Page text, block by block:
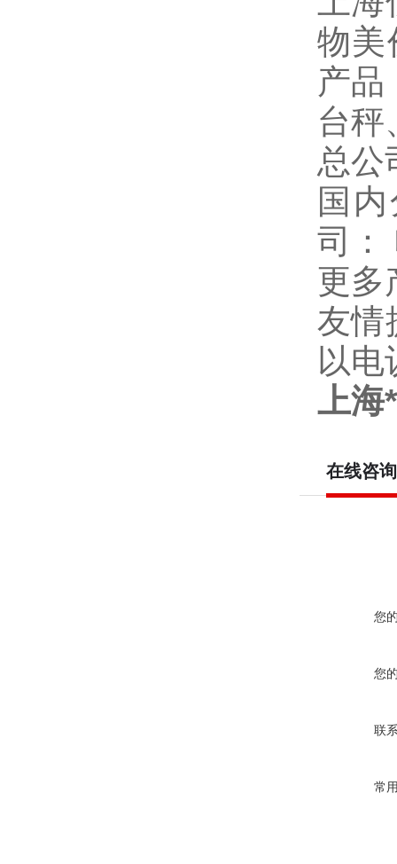
物美
产品
台秤
总公
国
司：
更多
友情
以电
上海
在线咨询
您
您
联
常